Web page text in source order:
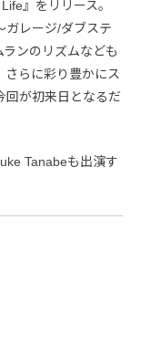
』をリリース。
ガレージ/ダブステ
ンのリズムなども
らに彩り豊かにス
回が初来日となるだ
Tanabeも出演す